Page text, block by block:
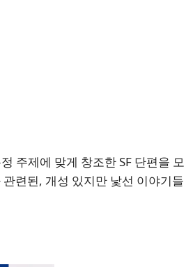
주제에 맞게 창조한 SF 단편을 모
련된, 개성 있지만 낯선 이야기들